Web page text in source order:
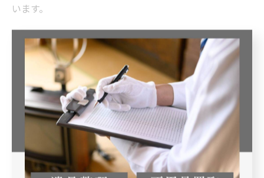
います。
トラブルを防ぐ遺品整理の計画の立て方
遺品整理におけるトラブルを未然に防ぐには、計画的な
進行が不可欠です。まず、作業日程や担当者、役割分担
を家族間で明確にし、業者とも十分に打ち合わせを行い
ましょう。見積もり内容や契約事項を事前に確認し、不
明点はその都度解消することが重要です。徳島県の遺品
整理業者では、丁寧な説明と柔軟な対応で、依頼者が安
心して任せられる環境を整えています。